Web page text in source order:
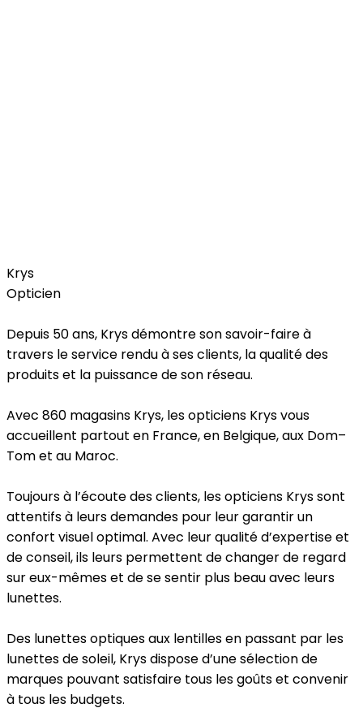
Krys
Opticien
Depuis 50 ans, Krys démontre son savoir-faire à
travers le service rendu à ses clients, la qualité des
produits et la puissance de son réseau.
Avec 860 magasins Krys, les opticiens Krys vous
accueillent partout en France, en Belgique, aux Dom–
Tom et au Maroc.
Toujours à l’écoute des clients, les opticiens Krys sont
attentifs à leurs demandes pour leur garantir un
confort visuel optimal. Avec leur qualité d’expertise et
de conseil, ils leurs permettent de changer de regard
sur eux-mêmes et de se sentir plus beau avec leurs
lunettes.
Des lunettes optiques aux lentilles en passant par les
lunettes de soleil, Krys dispose d’une sélection de
marques pouvant satisfaire tous les goûts et convenir
à tous les budgets.